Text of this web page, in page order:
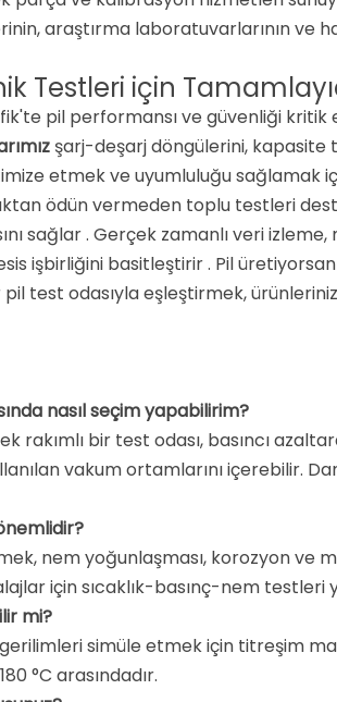
araştırma laboratuvarlarının ve
Testleri için
pil performansı ve güvenliği
şarj-deşarj döngülerini,
etmek ve uyumluluğu sağlamak
ödün vermeden toplu testleri
sağlar. Gerçek zamanlı veri
işbirliğini basitleştirir. Pil
pil test odasıyla eşleştirmek,
nasıl seçim yapabilirim?
rakımlı bir test odası, basıncı
vakum ortamlarını içerebilir.
nem yoğunlaşması, korozyon ve
için sıcaklık-basınç-nem testleri
mi?
simüle etmek için titreşim
°C arasındadır.